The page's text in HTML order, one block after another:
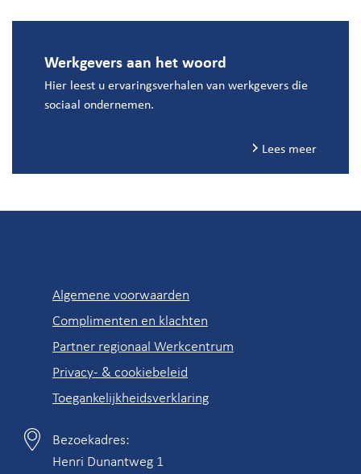
Werkgevers aan het woord
Hier leest u ervaringsverhalen van werkgevers die
sociaal ondernemen.
Lees meer
naar
Algemene voorwaarden
Complimenten en klachten
Partner regionaal Werkcentrum
Privacy- & cookiebeleid
Toegankelijkheidsverklaring
Contactgegevens
Bezoekadres:
Henri Dunantweg 1